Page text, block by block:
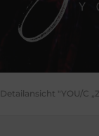
Detailansicht "YOU/C